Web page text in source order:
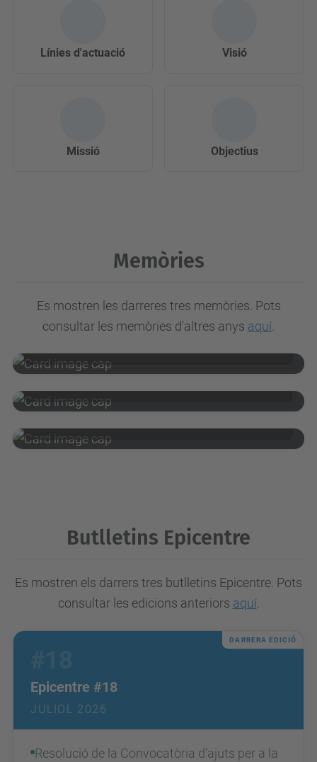
Línies d'actuació Visió
Missió Objectius
Memòries
Es mostren les darreres tres memòries. Pots
consultar les memòries d'altres anys aquí
Memòria ICE 2024-2025
Visualitza
Visualitza
Butlletins Epicentre
Es mostren els darrers tres butlletins Epicentre . Pots
consultar les edicions anteriors aquí.
DARRERA EDICIÓ
Epicentre #18
JULIOL 2026
Resolució de la Convocatòria d’ajuts per a la